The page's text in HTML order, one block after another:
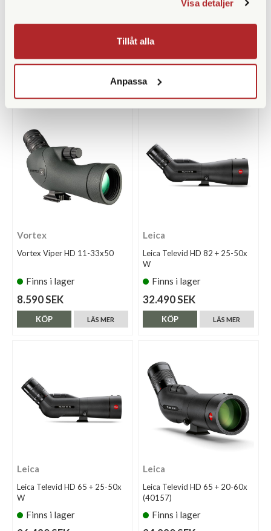
Visa detaljer
Tillåt alla
Anpassa
37.700 SEK
LÄS MER
Finns i lager
1.490 SEK
KÖP
Vortex
Vortex Viper HD 11-33x50
Finns i lager
8.590 SEK
LÄS MER
KÖP
Leica
Leica Televid HD 82 + 25-50x
W
Finns i lager
32.490 SEK
LÄS MER
KÖP
Leica
Leica Televid HD 65 + 25-50x
W
Finns i lager
Leica
Leica Televid HD 65 + 20-60x
(40157)
Finns i lager